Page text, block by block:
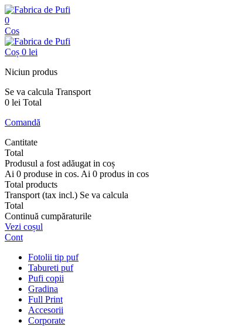
0
Cos
Coș 0 lei
Niciun produs
Se va calcula Transport
0 lei Total
Comandă
Cantitate
Total
Produsul a fost adăugat in coș
Ai 0 produse in cos. Ai 0 produs in cos
Total products
Transport (tax incl.) Se va calcula
Total
Continuă cumpăraturile
Vezi coșul
Cont
Fotolii tip puf
Tabureti puf
Pufi copii
Gradina
Full Print
Accesorii
Corporate